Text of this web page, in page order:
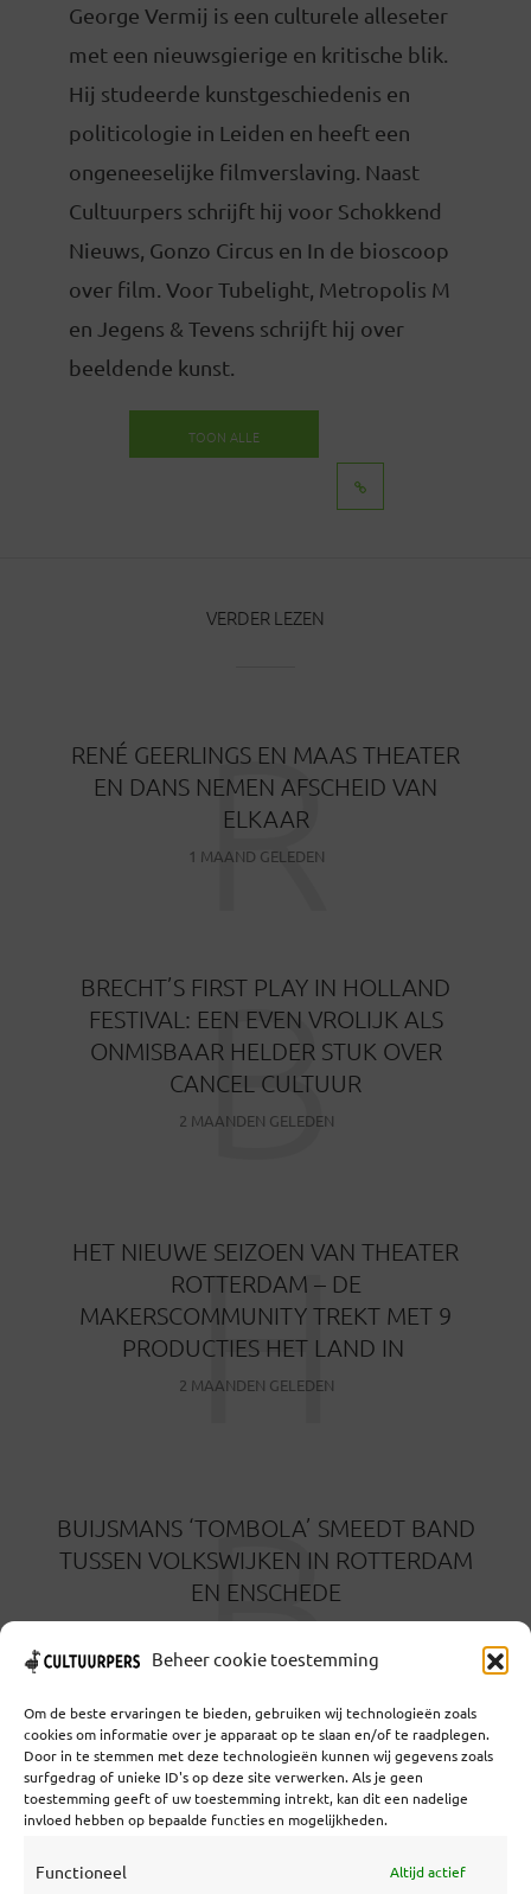
Beheer cookie toestemming
Om de beste ervaringen te bieden, gebruiken wij technologieën zoals
cookies om informatie over je apparaat op te slaan en/of te raadplegen.
Door in te stemmen met deze technologieën kunnen wij gegevens zoals
surfgedrag of unieke ID's op deze site verwerken. Als je geen
toestemming geeft of uw toestemming intrekt, kan dit een nadelige
invloed hebben op bepaalde functies en mogelijkheden.
Functioneel Altijd actief
George Vermij is een culturele alleseter
met een nieuwsgierige en kritische blik.
Hij studeerde kunstgeschiedenis en
politicologie in Leiden en heeft een
ongeneeselijke filmverslaving. Naast
Cultuurpers schrijft hij voor Schokkend
Nieuws, Gonzo Circus en In de bioscoop
over film. Voor Tubelight, Metropolis M
en Jegens & Tevens schrijft hij over
beeldende kunst.
TOON ALLE
VERDER LEZEN
RENÉ GEERLINGS EN MAAS THEATER
EN DANS NEMEN AFSCHEID VAN
ELKAAR
1 MAAND GELEDEN
R
BRECHT’S FIRST PLAY IN HOLLAND
FESTIVAL: EEN EVEN VROLIJK ALS
ONMISBAAR HELDER STUK OVER
CANCEL CULTUUR
2 MAANDEN GELEDEN
B
HET NIEUWE SEIZOEN VAN THEATER
ROTTERDAM – DE
MAKERSCOMMUNITY TREKT MET 9
PRODUCTIES HET LAND IN
2 MAANDEN GELEDEN
H
BUIJSMANS ‘TOMBOLA’ SMEEDT BAND
TUSSEN VOLKSWIJKEN IN ROTTERDAM
EN ENSCHEDE
B
Coöperatief Cultureel Persbureau U.A. | Salzburg 29 |
3524KS Utrecht | KvK: 55573592 |Btw: